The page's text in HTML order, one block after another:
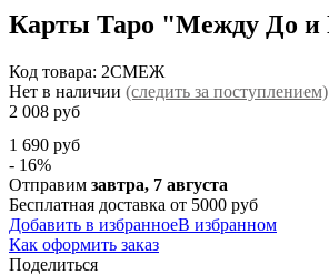
Карты Таро "Между До и
Код товара: 2СМЕЖ
Нет в наличии (следить за поступлением)
2 008 руб
1 690 руб
- 16%
Отправим завтра, 7 августа
Бесплатная доставка от 5000 руб
Добавить в избранноеВ избранном
Как оформить заказ
Поделиться